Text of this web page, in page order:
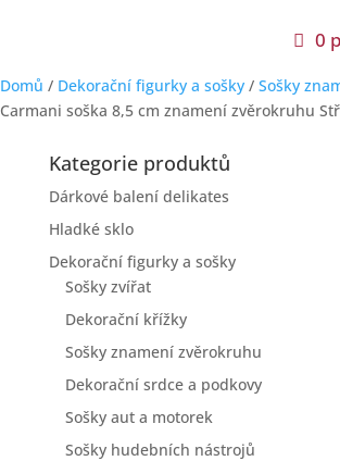
0
Domů / Dekorační figurky a sošky / Sošky
Carmani soška 8,5 cm znamení zvěrokruhu
Kategorie produktů
Dárkové balení delikates
Hladké sklo
Dekorační figurky a sošky
Sošky zvířat
Dekorační křížky
Sošky znamení zvěrokruhu
Dekorační srdce a podkovy
Sošky aut a motorek
Sošky hudebních nástrojů